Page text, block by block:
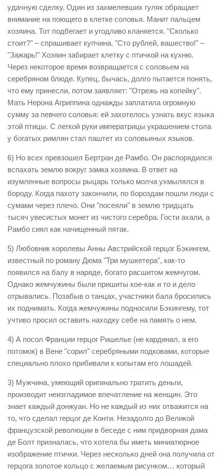
удачную сделку. Один из захмелевших гуляк обращает
внимание на поющего в клетке соловья. Манит пальцем
хозяина. Тот подбегает и угодливо кланяется. "Сколько
стоит?" – спрашивает купчина. "Сто рублей, вашество!" –
"Зажарь!" Хозяин забирает клетку с птичкой на кухню.
Через некоторое время возвращается с соловьем на
серебряном блюде. Купец, бычась, долго пытается понять,
что ему принесли, потом заявляет: "Отрежь на копейку".
Мать Нерона Агриппина однажды заплатила огромную
сумму за певчего соловья: ей захотелось узнать вкус языка
этой птицы. С легкой руки императрицы украшением стола
у богатых римлян стал паштет из соловьиных языков.
6) Но всех превзошел Бертран де Рамбо. Он распорядился
вспахать землю вокруг замка хозяина. В ответ на
изумленные вопросы рыцарь только молча ухмылялся в
бороду. Когда пахоту закончили, по бороздам пошли люди с
сумами через плечо. Они "посеяли" в землю тридцать
тысяч увесистых монет из чистого серебра. Гости ахали, а
Рамбо сиял как начищенный пятак.
5) Любовник королевы Анны Австрийской герцог Бэкингем,
известный по роману Дюма "Три мушкетера", как-то
появился на балу в наряде, богато расшитом жемчугом.
Однако жемчужины были пришиты кое-как и то и дело
отрывались. Позабыв о танцах, участники бала бросились
их поднимать. Когда жемчужины подносили Бэкингему, тот
учтиво просил оставить находку себе на память о нем.
4) А посол Франции герцог Ришелье (не кардинал, а его
потомок) в Вене "сорил" серебряными подковами, которые
специально плохо прибивали к копытам его лошадей.
3) Мужчина, умеющий оригинально тратить деньги,
производит неизгладимое впечатление на женщин. Это
знает каждый донжуан. Но не каждый из них отважится на
то, что сделал герцог де Конти. Незадолго до Великой
французской революции в беседе с ним придворная дама
де Болт призналась, что хотела бы иметь миниатюрное
изображение птички. Через несколько дней она получила от
герцога золотое кольцо с желаемым рисунком… который